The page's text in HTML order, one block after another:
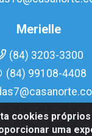
cookies próprios
uma
Merielle
(84) 3203-3300
(84) 99108-4408
Av. Interventor Mário